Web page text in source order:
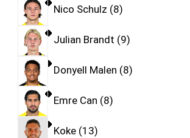
Nico Schulz 8
Julian Brandt 9
Donyell Malen 8
Emre Can 8
Koke 13